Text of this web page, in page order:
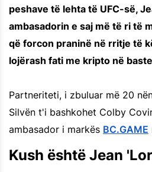
peshave të lehta të UFC-së,
ambasadorin e saj më të ri të
që forcon praninë në rritje të
lojërash fati me kripto në
Partneriteti, i zbuluar më 20
Silvën t'i bashkohet Colby
ambasador i markës BC.GAME
Kush është Jean